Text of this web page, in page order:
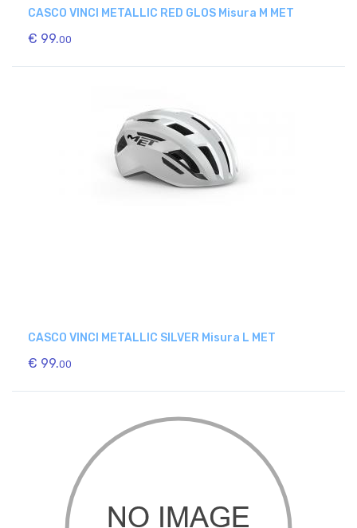
CASCO VINCI METALLIC RED GLOS Misura M MET
€ 99.00
CASCO VINCI METALLIC SILVER Misura L MET
€ 99.00